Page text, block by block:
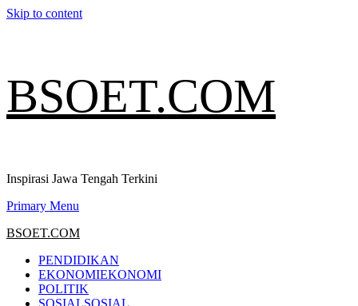
Skip to content
BSOET.COM
Inspirasi Jawa Tengah Terkini
Primary Menu
BSOET.COM
PENDIDIKAN
EKONOMIEKONOMI
POLITIK
SOSIALSOSIAL